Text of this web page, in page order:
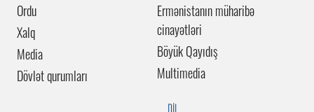
Ordu
Xalq
Media
Dövlət qurumları
Ermənistanın müharibə
cinayətləri
Böyük Qayıdış
Multimedia